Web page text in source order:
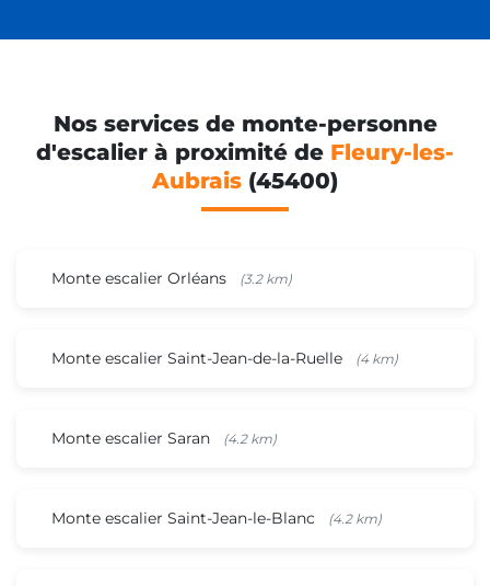
Nos services de monte-personne
d'escalier à proximité de Fleury-les-
Aubrais (45400)
Monte escalier Orléans (3.2 km)
Monte escalier Saint-Jean-de-la-Ruelle (4 km)
Monte escalier Saran (4.2 km)
Monte escalier Saint-Jean-le-Blanc (4.2 km)